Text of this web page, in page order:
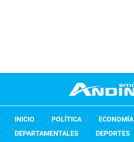
INICIO POLÍTICA ECONOMÍA
DEPARTAMENTALES
DEPORTES